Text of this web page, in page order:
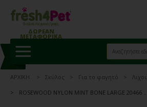
ΔΩΡΕΑΝ
ΜΕΤΑΦΟΡΙΚΑ
ΑΡΧΙΚΗ Σκύλος Για το φαγητό
ROSEWOOD NYLON MINT BONE LARGE 20466 ..